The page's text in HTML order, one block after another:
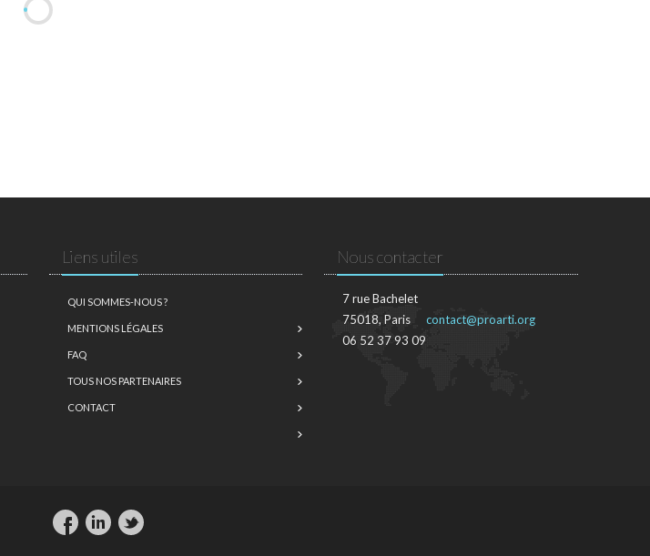
Liens utiles
QUI SOMMES-NOUS ?
MENTIONS LÉGALES
FAQ
TOUS NOS PARTENAIRES
CONTACT
Nous contacter
7 rue Bachelet
75018, Paris
06 52 37 93 09
contact@proarti.org